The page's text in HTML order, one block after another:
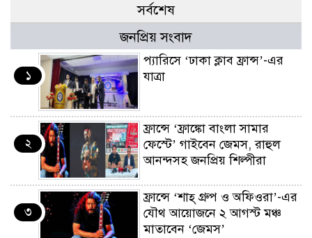
সর্বশেষ
জনপ্রিয় সংবাদ
১
প্যারিসে ‘ঢাকা ক্লাব ফ্রান্স’-এর
যাত্রা
২
ফ্রান্সে ‘ফ্রাঙ্কো বাংলা সামার
ফেস্টে’ গাইবেন জেমস, রাহুল
আনন্দসহ জনপ্রিয় শিল্পীরা
৩
ফ্রান্সে ‘শাহ্ গ্রুপ ও অফিওরা’-এর
যৌথ আয়োজনে ২ আগস্ট মঞ্চ
মাতাবেন ‘জেমস’